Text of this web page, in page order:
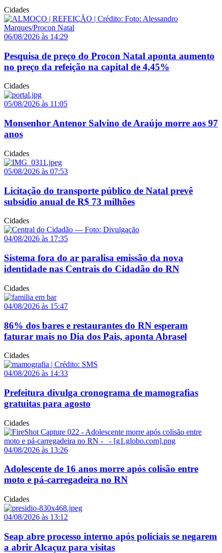
Cidades
06/08/2026 às 14:29
Pesquisa de preço do Procon Natal aponta aumento
no preço da refeição na capital de 4,45%
Cidades
05/08/2026 às 11:05
Monsenhor Antenor Salvino de Araújo morre aos 97
anos
Cidades
05/08/2026 às 07:53
Licitação do transporte público de Natal prevê
subsídio anual de R$ 73 milhões
Cidades
04/08/2026 às 17:35
Sistema fora do ar paralisa emissão da nova
identidade nas Centrais do Cidadão do RN
Cidades
04/08/2026 às 15:47
86% dos bares e restaurantes do RN esperam
faturar mais no Dia dos Pais, aponta Abrasel
Cidades
04/08/2026 às 14:33
Prefeitura divulga cronograma de mamografias
gratuitas para agosto
Cidades
04/08/2026 às 13:26
Adolescente de 16 anos morre após colisão entre
moto e pá-carregadeira no RN
Cidades
04/08/2026 às 13:12
Seap abre processo interno após policiais se negarem
a abrir Alcaçuz para visitas